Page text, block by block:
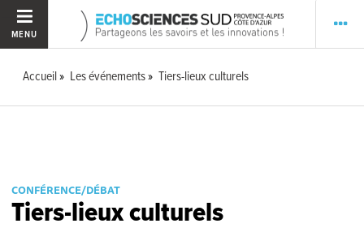
MENU
Accueil Les événements Tiers-lieux culturels
CONFÉRENCE/DÉBAT
Tiers-lieux culturels